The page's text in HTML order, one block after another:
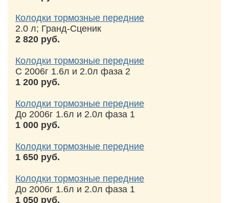
Колодки тормозные передние
2.0 л; Гранд-Сценик
2 820 руб.
Колодки тормозные передние
С 2006г 1.6л и 2.0л фаза 2
1 200 руб.
Колодки тормозные передние
До 2006г 1.6л и 2.0л фаза 1
1 000 руб.
Колодки тормозные передние
1 650 руб.
Колодки тормозные передние
До 2006г 1.6л и 2.0л фаза 1
1 050 руб.